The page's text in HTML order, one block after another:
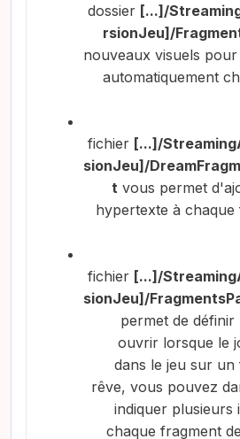
dossier [...]/
rsionJeu]/
nouveaux visuels
automatiquement
fichier [...]/
sionJeu]/
t vous permet
hypertexte à chaque
fichier [...]/
sionJeu]/
permet de définir
ouvrir lorsque le
dans le jeu sur un
rêve, vous pouvez
indiquer plusieurs
chaque fragment